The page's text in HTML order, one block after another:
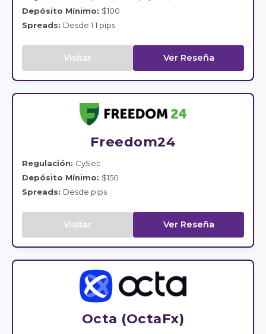
Depósito Mínimo: $100
Spreads: Desde 1.1 pips
Visitar Ver Reseña
Freedom24
Regulación: CySec
Depósito Mínimo: $150
Spreads: Desde pips
Visitar Ver Reseña
Octa (OctaFx)